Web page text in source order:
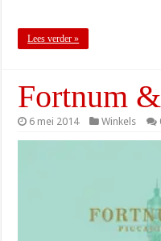
Lees verder »
Fortnum
6 mei 2014 Winkels